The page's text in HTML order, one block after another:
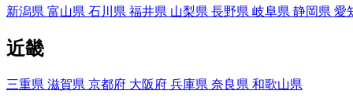
新潟県 富山県 石川県 福井県 山梨県 長野県 岐阜県 静岡県 愛
近畿
三重県 滋賀県 京都府 大阪府 兵庫県 奈良県 和歌山県